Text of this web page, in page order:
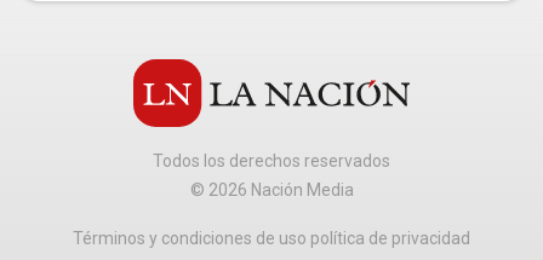
Todos los derechos reservados
© 2026 Nación Media
Términos y condiciones de uso política de privacidad